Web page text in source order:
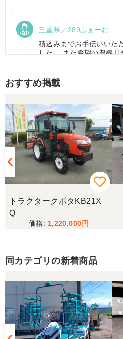
三重県／289ふぁーむ
積込みまでお手伝いいた
した。 また希望の農機
この度はお世話になりま
よろしくお願いします。
三重県／ユウスケ
購入から引き取りまで
ございました。
当方の要望に対して、素
スタッフの鈴木さんが
対応頂きました。 あり
が、今後も農機具を買う
ようと思います。
おすすめ掲載
トラクタークボタKB21X
Q
1,220,000
同カテゴリの新着商品